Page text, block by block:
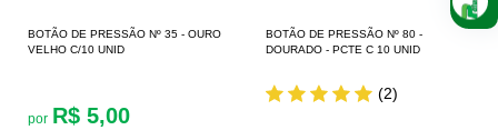
BOTÃO DE PRESSÃO Nº 35 - OURO
VELHO C/10 UNID
por R$ 5,00
BOTÃO DE PRESSÃO Nº 80 -
DOURADO - PCTE C 10 UNID
(2)